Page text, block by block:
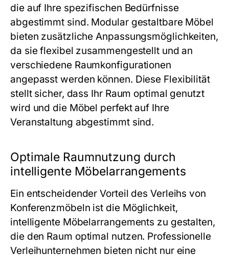
die auf Ihre spezifischen Bedürfnisse
abgestimmt sind. Modular gestaltbare Möbel
bieten zusätzliche Anpassungsmöglichkeiten,
da sie flexibel zusammengestellt und an
verschiedene Raumkonfigurationen
angepasst werden können. Diese Flexibilität
stellt sicher, dass Ihr Raum optimal genutzt
wird und die Möbel perfekt auf Ihre
Veranstaltung abgestimmt sind.
Optimale Raumnutzung durch
intelligente Möbelarrangements
Ein entscheidender Vorteil des Verleihs von
Konferenzmöbeln ist die Möglichkeit,
intelligente Möbelarrangements zu gestalten,
die den Raum optimal nutzen. Professionelle
Verleihunternehmen bieten nicht nur eine